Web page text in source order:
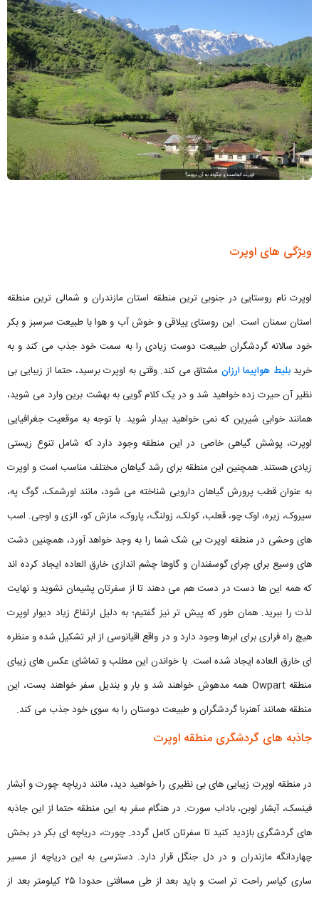
ویژگی های اوپرت
اوپرت نام روستایی در جنوبی ترین منطقه‌ استان مازندران و شمالی‌ ترین منطقه
استان سمنان است. این روستای ییلاقی و خوش آب و هوا با طبیعت سرسبز و بکر
خود سالانه گردشگران طبیعت دوست زیادی را به سمت خود جذب می کند و به
خریدبلیط هواپیما ارزان مشتاق می کند. وقتی به اوپرت برسید، حتما از زیبایی بی
نظیر آن حیرت‌ زده خواهید شد و در یک کلام گویی به بهشت برین وارد می شوید،
همانند خوابی شیرین که نمی خواهید بیدار شوید. با توجه به موقعیت جغرافیایی
اوپرت، پوشش گیاهی خاصی در این منطقه وجود دارد که شامل تنوع زیستی
زیادی هستند. همچنین این منطقه برای رشد گیاهان مختلف مناسب است و اوپرت
به عنوان قطب پرورش گیاهان دارویی شناخته می شود، مانند اورشمک، گوگ په،
سیروک، زیره، اوک چو، قعلب، کولک، زولنگ، پاروک، مازش کو، الزی و اوجی. اسب‌
های وحشی در منطقه اوپرت بی شک شما را به وجد خواهد آورد، همچنین دشت
های وسیع برای چرای گوسفندان و گاوها چشم اندازی خارق العاده ایجاد کرده اند
که همه این ها دست در دست هم می دهند تا از سفرتان پشیمان نشوید و نهایت
لذت را ببرید. همان طور که پیش تر نیز گفتیم؛ به دلیل ارتفاع زیاد دیوار اوپرت
هیچ راه فراری برای ابرها وجود دارد و در واقع اقیانوسی از ابر تشکیل شده و منظره
ای خارق العاده ایجاد شده است. با خواندن این مطلب و تماشای عکس های زیبای
منطقه Owpart همه مدهوش خواهند شد و بار و بندیل سفر خواهند بست، این
منطقه همانند آهنربا گردشگران و طبیعت دوستان را به سوی خود جذب می کند.
جاذبه‌ های گردشگری منطقه اوپرت
در منطقه اوپرت زیبایی های بی نظیری را خواهید دید، مانند دریاچه‌ چورت و آبشار
فینسک، آبشار اوبن، باداب سورت. در هنگام سفر به این منطقه حتما از این جاذبه
های گردشگری بازدید کنید تا سفرتان کامل گردد. چورت، دریاچه ای بکر در بخش
چهاردانگه‌ مازندران و در دل جنگل قرار دارد. دسترسی به این دریاچه از مسیر
ساری کیاسر راحت تر است و باید بعد از طی مسافتی حدودا ۲۵ کیلومتر بعد از